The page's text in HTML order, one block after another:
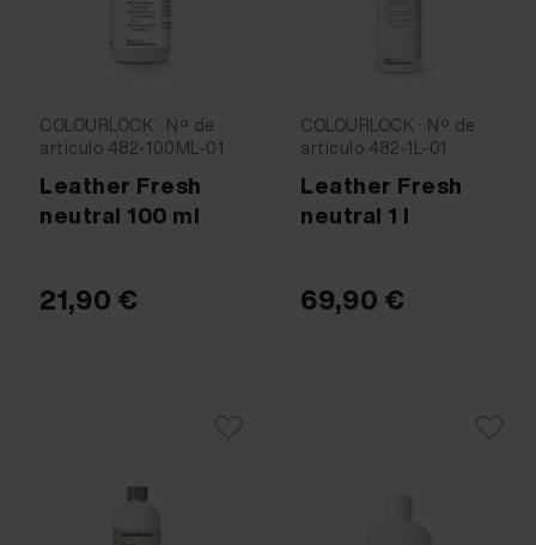
COLOURLOCK · Nº de
artículo 482-100ML-01
Leather Fresh
neutral 100 ml
21,90 €
COLOURLOCK · Nº de
artículo 482-1L-01
Leather Fresh
neutral 1 l
69,90 €